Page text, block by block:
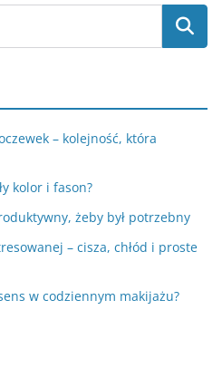
– kolejność, która
kolor i fason?
żeby był potrzebny
– cisza, chłód i proste
w codziennym makijażu?